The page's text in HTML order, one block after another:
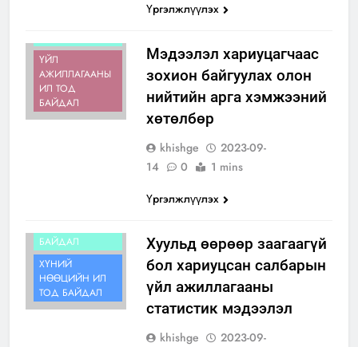
Үргэлжлүүлэх
ҮЙЛ
АЖИЛЛАГААНЫ
ИЛ ТОД
БАЙДАЛ
Мэдээлэл хариуцагчаас
зохион байгуулах олон
нийтийн арга хэмжээний
хөтөлбөр
khishge
2023-09-
14
0
1 mins
Үргэлжлүүлэх
БАЙДАЛ
ХҮНИЙ
НӨӨЦИЙН ИЛ
ТОД БАЙДАЛ
Хуульд өөрөөр заагаагүй
бол хариуцсан салбарын
үйл ажиллагааны
статистик мэдээлэл
khishge
2023-09-